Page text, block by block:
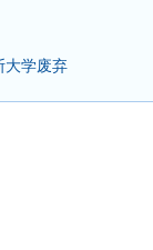
大学废弃